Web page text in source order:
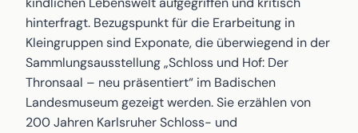
hinterfragt. Bezugspunkt für die Erarbeitung in
Kleingruppen sind Exponate, die überwiegend in der
Sammlungsausstellung „Schloss und Hof: Der
Thronsaal – neu präsentiert“ im Badischen
Landesmuseum gezeigt werden. Sie erzählen von
200 Jahren Karlsruher Schloss- und